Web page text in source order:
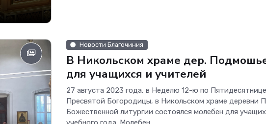
Новости Благочиния
В Никольском храме дер.
для учащихся и учителей
27 августа 2023 года, в Неделю 12-ю по
Пресвятой Богородицы, в Никольском храме деревни
Божественной литургии состоялся молебен для